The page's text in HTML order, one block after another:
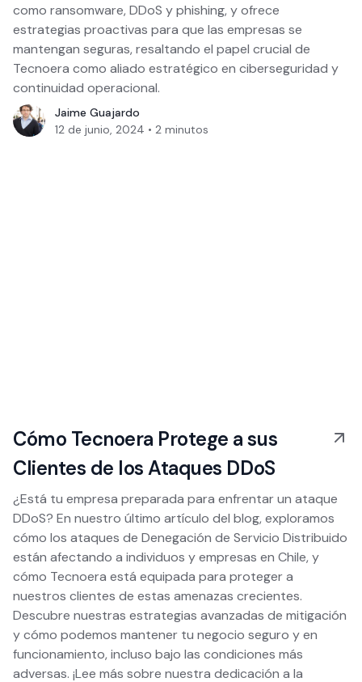
como ransomware, DDoS y phishing, y ofrece
estrategias proactivas para que las empresas se
mantengan seguras, resaltando el papel crucial de
Tecnoera como aliado estratégico en ciberseguridad y
continuidad operacional.
Jaime Guajardo
12 de junio, 2024 • 2 minutos
Cómo Tecnoera Protege a sus
Clientes de los Ataques DDoS
¿Está tu empresa preparada para enfrentar un ataque
DDoS? En nuestro último artículo del blog, exploramos
cómo los ataques de Denegación de Servicio Distribuido
están afectando a individuos y empresas en Chile, y
cómo Tecnoera está equipada para proteger a
nuestros clientes de estas amenazas crecientes.
Descubre nuestras estrategias avanzadas de mitigación
y cómo podemos mantener tu negocio seguro y en
funcionamiento, incluso bajo las condiciones más
adversas. ¡Lee más sobre nuestra dedicación a la